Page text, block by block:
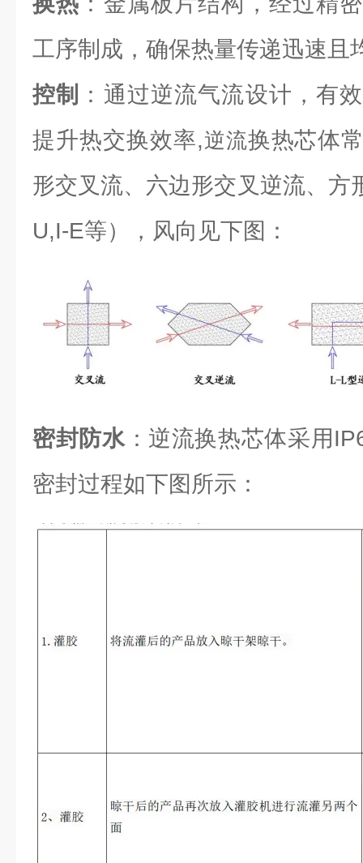
工序制成，确保热量传递迅速且
控制
：通过逆流气流设计，有
提升热交换效率,逆流换热芯体
形交叉流、六边形交叉逆流、方
U,I-E等），风向见下图：
密封防水：逆流换热芯体采用
密封过程如下图所示：